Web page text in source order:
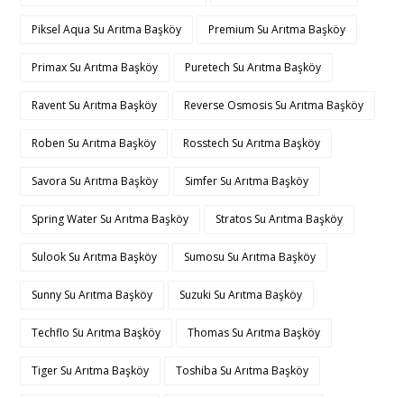
Piksel Aqua Su Arıtma Başköy Premium Su Arıtma Başköy
Primax Su Arıtma Başköy Puretech Su Arıtma Başköy
Ravent Su Arıtma Başköy Reverse Osmosis Su Arıtma Başköy
Roben Su Arıtma Başköy Rosstech Su Arıtma Başköy
Savora Su Arıtma Başköy Simfer Su Arıtma Başköy
Spring Water Su Arıtma Başköy Stratos Su Arıtma Başköy
Sulook Su Arıtma Başköy Sumosu Su Arıtma Başköy
Sunny Su Arıtma Başköy Suzuki Su Arıtma Başköy
Techflo Su Arıtma Başköy Thomas Su Arıtma Başköy
Tiger Su Arıtma Başköy Toshiba Su Arıtma Başköy